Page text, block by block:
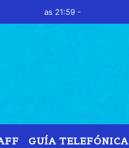
GUÍA TELEFÓNICA